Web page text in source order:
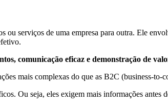
serviços de uma empresa para outra. Ele
comunicação eficaz e demonstração de
mais complexas do que as B2C (business-to-
Ou seja, eles exigem mais informações antes